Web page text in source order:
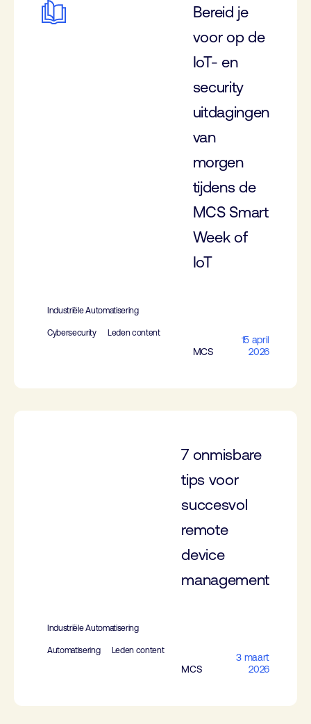
Bereid je
voor op de
IoT- en
security
uitdagingen
van
morgen
tijdens de
MCS Smart
Week of
IoT
Industriële Automatisering
Cybersecurity Leden content
MCS
15 april
2026
7 onmisbare
tips voor
succesvol
remote
device
management
Industriële Automatisering
Automatisering Leden content
MCS
3 maart
2026